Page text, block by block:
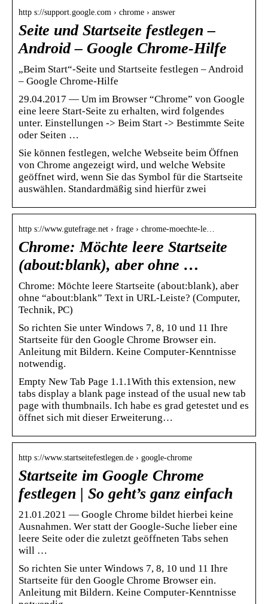
http s://support.google.com › chrome › answer
Seite und Startseite festlegen –
Android – Google Chrome-Hilfe
„Beim Start“-Seite und Startseite festlegen – Android
– Google Chrome-Hilfe
29.04.2017 — Um im Browser “Chrome” von Google
eine leere Start-Seite zu erhalten, wird folgendes
unter. Einstellungen -> Beim Start -> Bestimmte Seite
oder Seiten …
Sie können festlegen, welche Webseite beim Öffnen
von Chrome angezeigt wird, und welche Website
geöffnet wird, wenn Sie das Symbol für die Startseite
auswählen. Standardmäßig sind hierfür zwei
http s://www.gutefrage.net › frage › chrome-moechte-le…
Chrome: Möchte leere Startseite
(about:blank), aber ohne …
Chrome: Möchte leere Startseite (about:blank), aber
ohne “about:blank” Text in URL-Leiste? (Computer,
Technik, PC)
So richten Sie unter Windows 7, 8, 10 und 11 Ihre
Startseite für den Google Chrome Browser ein.
Anleitung mit Bildern. Keine Computer-Kenntnisse
notwendig.
Empty New Tab Page 1.1.1With this extension, new
tabs display a blank page instead of the usual new tab
page with thumbnails. Ich habe es grad getestet und es
öffnet sich mit dieser Erweiterung…
http s://www.startseitefestlegen.de › google-chrome
Startseite im Google Chrome
festlegen | So geht’s ganz einfach
21.01.2021 — Google Chrome bildet hierbei keine
Ausnahmen. Wer statt der Google-Suche lieber eine
leere Seite oder die zuletzt geöffneten Tabs sehen
will …
So richten Sie unter Windows 7, 8, 10 und 11 Ihre
Startseite für den Google Chrome Browser ein.
Anleitung mit Bildern. Keine Computer-Kenntnisse